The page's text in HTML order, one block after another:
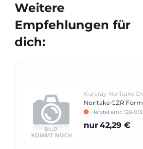
Weitere
Empfehlungen für
dich:
Kuraray Noritake
Noritake CZR
Herstellernr: 126-
nur42,29 €